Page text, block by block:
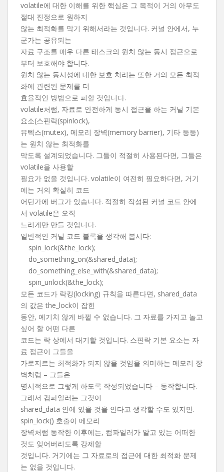
volatile에 대한 이해를 위한 핵심은 그 목적이 거의 아무도
절대 진정으로 원하지
않는 최적화를 막기 위해서라는 것입니다. 커널 안에서, 누
군가는 공유되는
자료 구조를 매우 다른 태스크의 원치 않는 동시 접근으로
부터 보호해야 합니다.
원치 않는 동시성에 대한 보호 처리는 또한 거의 모든 최적
화에 관련된 문제를 더
효율적인 방법으로 피할 것입니다.
volatile처럼, 자료로 안전하게 동시 접근을 하는 커널 기본
요소(스핀락(spinlock),
뮤텍스(mutex), 메모리 장벽(memory barrier), 기타 등등)
는 원치 않는 최적화를
막도록 설계되었습니다. 그들이 적절히 사용된다면, 그들은
volatile을 사용할
필요가 없을 것입니다. volatile이 여전히 필요하다면, 거기
에는 거의 확실히 코드
어딘가에 버그가 있습니다. 적절히 작성된 커널 코드 안에
서 volatile은 오직
느리게만 만들 것입니다.
일반적인 커널 코드 블록을 생각해 봅시다:
spin_lock(&the_lock);
do_something_on(&shared_data);
do_something_else_with(&shared_data);
spin_unlock(&the_lock);
모든 코드가 락킹(locking) 규칙을 따른다면, shared_data
의 값은 the_lock이 잡힌
동안, 예기치 않게 바뀔 수 없습니다. 그 자료를 가지고 놀고
싶어 할 어떤 다른
코드는 락 상에서 대기할 것입니다. 스핀락 기본 요소는 자
료 접근이 그들을
가로지르는 최적화가 되지 않을 것임을 의미하는 메모리 장
벽처럼 – 그들은
명시적으로 그렇게 하도록 작성되었습니다 – 동작합니다.
그래서 컴파일러는 그것이
shared_data 안에 있을 것을 안다고 생각할 수도 있지만.
spin_lock() 호출이 메모리
장벽처럼 동작한 이후에는, 컴파일러가 알고 있는 어떠한
것도 잊어버리도록 강제할
것입니다. 거기에는 그 자료로의 접근에 대한 최적화 문제
는 없을 것입니다.